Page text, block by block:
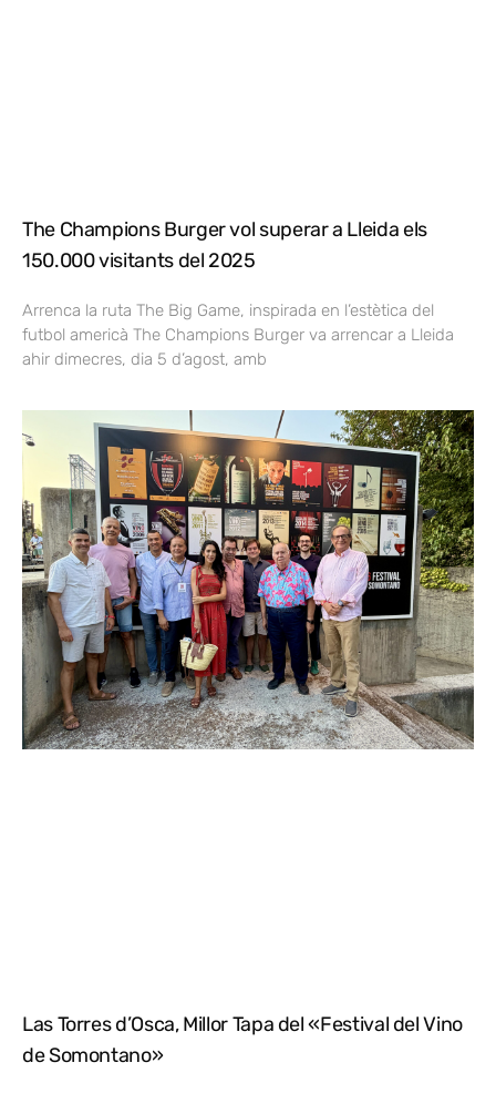
The Champions Burger vol superar a Lleida els
150.000 visitants del 2025
Arrenca la ruta The Big Game, inspirada en l’estètica del
futbol americà The Champions Burger va arrencar a Lleida
ahir dimecres, dia 5 d’agost, amb
Las Torres d’Osca, Millor Tapa del «Festival del Vino
de Somontano»